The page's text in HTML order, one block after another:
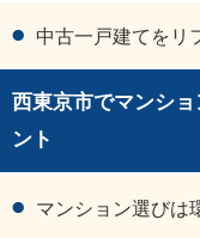
中古一戸建てをリ
西東京市でマンシ
ント
マンション選びは